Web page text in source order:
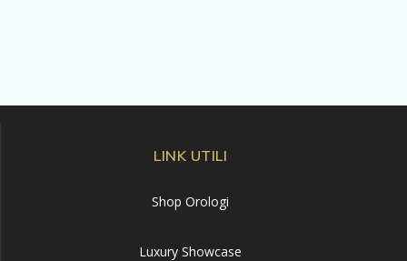
LINK UTILI
Shop Orologi
Luxury Showcase